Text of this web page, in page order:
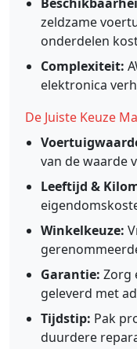
zeldzame
onderdelen
Complexiteit:
elektronica
De Juiste Keuze
van de waarde
Leeftijd &
Winkelkeuze:
Garantie: Zorg
geleverd met
Tijdstip: Pak
duurdere